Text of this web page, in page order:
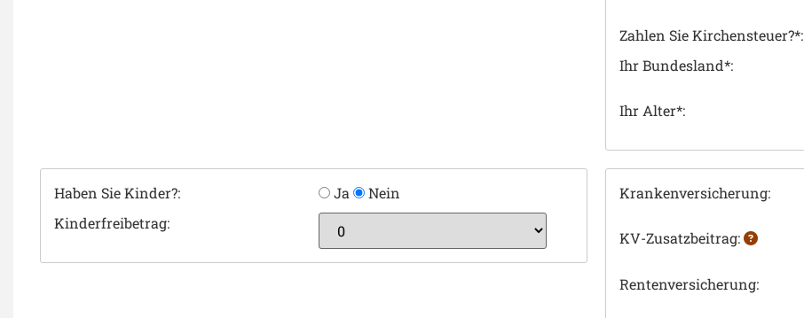
Zahlen Sie Kirchensteuer?*:
Ihr Bundesland*:
Ihr Alter*:
Haben Sie Kinder?: Ja
Nein
Kinderfreibetrag:
Krankenversicherung:
KV-Zusatzbeitrag:
Rentenversicherung: